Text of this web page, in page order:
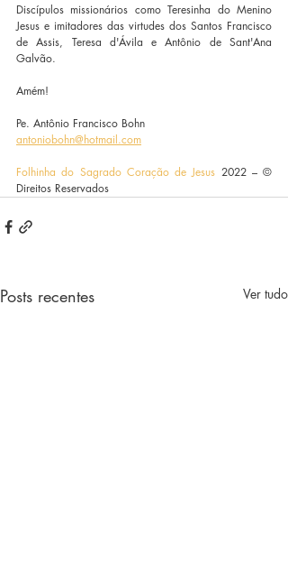
Discípulos missionários como Teresinha do Menino
Jesus e imitadores das virtudes dos Santos Francisco
de Assis, Teresa d'Ávila e Antônio de Sant'Ana
Galvão.
Amém!
Pe. Antônio Francisco Bohn
antoniobohn@hotmail.com
Folhinha do Sagrado Coração de Jesus 2022 – ©
Direitos Reservados
Posts recentes Ver tudo